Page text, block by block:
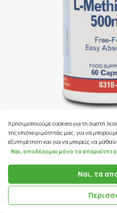
188
ΚΩΔΙΚΟΣ
Lamberts L-
Χρησιμοποιούμε cookies για τη σωστή
της επισκεψιμότητάς μας, για να
εξυπηρέτηση και για να μπορείς να
Ναι, αποδέχομαι μόνο τα
Ναι, τα